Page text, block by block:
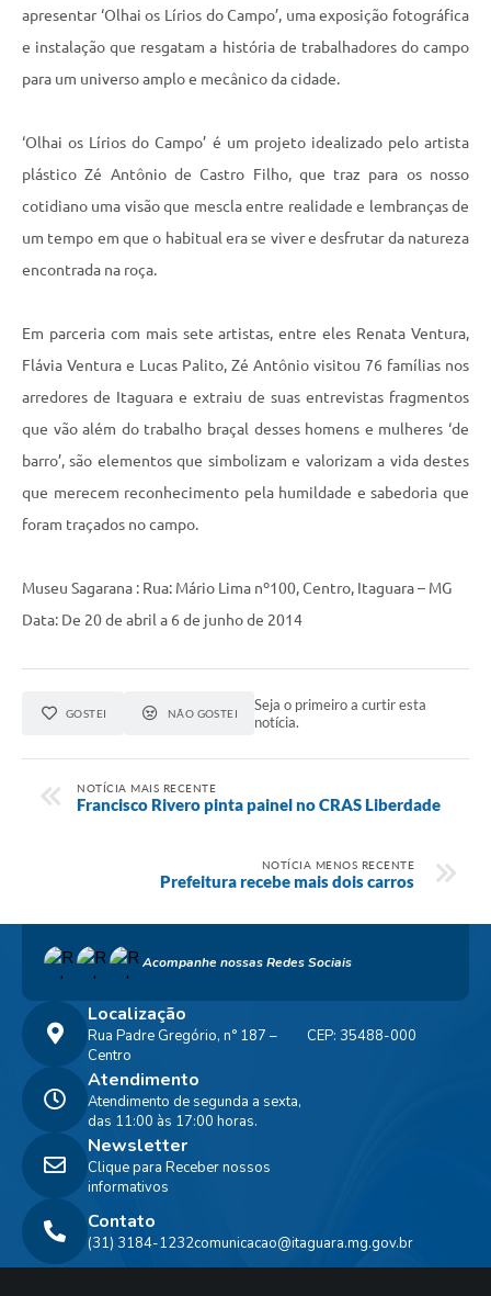
apresentar ‘Olhai os Lírios do Campo’, uma exposição fotográfica
e instalação que resgatam a história de trabalhadores do campo
para um universo amplo e mecânico da cidade.
‘Olhai os Lírios do Campo’ é um projeto idealizado pelo artista
plástico Zé Antônio de Castro Filho, que traz para os nosso
cotidiano uma visão que mescla entre realidade e lembranças de
um tempo em que o habitual era se viver e desfrutar da natureza
encontrada na roça.
Em parceria com mais sete artistas, entre eles Renata Ventura,
Flávia Ventura e Lucas Palito, Zé Antônio visitou 76 famílias nos
arredores de Itaguara e extraiu de suas entrevistas fragmentos
que vão além do trabalho braçal desses homens e mulheres ‘de
barro’, são elementos que simbolizam e valorizam a vida destes
que merecem reconhecimento pela humildade e sabedoria que
foram traçados no campo.
Museu Sagarana : Rua: Mário Lima nº100, Centro, Itaguara – MG
Data: De 20 de abril a 6 de junho de 2014
GOSTEI NÃO GOSTEI
Seja o primeiro a curtir esta
notícia.
NOTÍCIA MAIS RECENTE
Francisco Rivero pinta painel no CRAS Liberdade
NOTÍCIA MENOS RECENTE
Prefeitura recebe mais dois carros
Acompanhe nossas Redes Sociais
Localização
Rua Padre Gregório, n° 187 –
Centro
CEP: 35488-000
Contato
(31) 3184-1232comunicacao@itaguara.mg.gov.br
Atendimento
Atendimento de segunda a sexta,
das 11:00 às 17:00 horas.
Newsletter
Clique para Receber nossos
informativos